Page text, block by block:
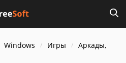
Windows Игры
Аркады,